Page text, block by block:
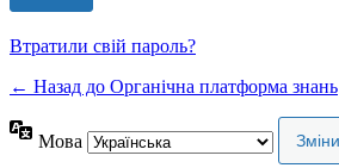
Втратили свій пароль?
← Назад до Органічна платформа знань
Мова